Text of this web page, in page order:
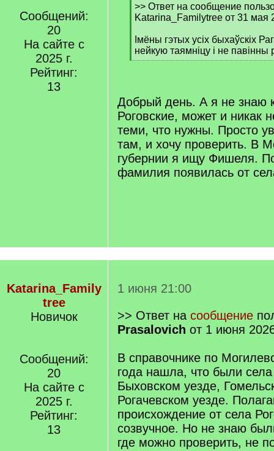
Сообщений:
20
На сайте с
2025 г.
Рейтинг:
13
[
q
>> Ответ на сообщение
Katarina_Familytree от 31 мая
Імёны гэтых усіх быхаўскіх
нейкую таямніцу і не
[
]
Добрый день. А я не знаю
Роговские, может и никак
теми, что нужны. Просто
там, и хочу проверить. В
губернии я ищу Фишеля.
фамилия появилась от
Katarina_Family
tree
Новичок
Сообщений:
20
На сайте с
2025 г.
Рейтинг:
13
1 июня 21:00
>> Ответ на сообщение
Prasalovich от 1 июня
В справочнике по
года нашла, что были села
Быховском уезде,
Рогачевском уезде.
происхождение от села
созвучное. Но не знаю
где можно проверить, не